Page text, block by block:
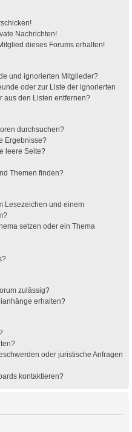
Nachrichten!
dieses Forums erhalten!
und ignorierten Mitglieder?
oder zur Liste der ignorierten
aus den Listen entfernen?
durchsuchen?
Ergebnisse?
leere Seite?
Themen finden?
Lesezeichen und einem
setzen oder ein Thema
zulässig?
erhalten?
oder juristische Anfragen
kontaktieren?